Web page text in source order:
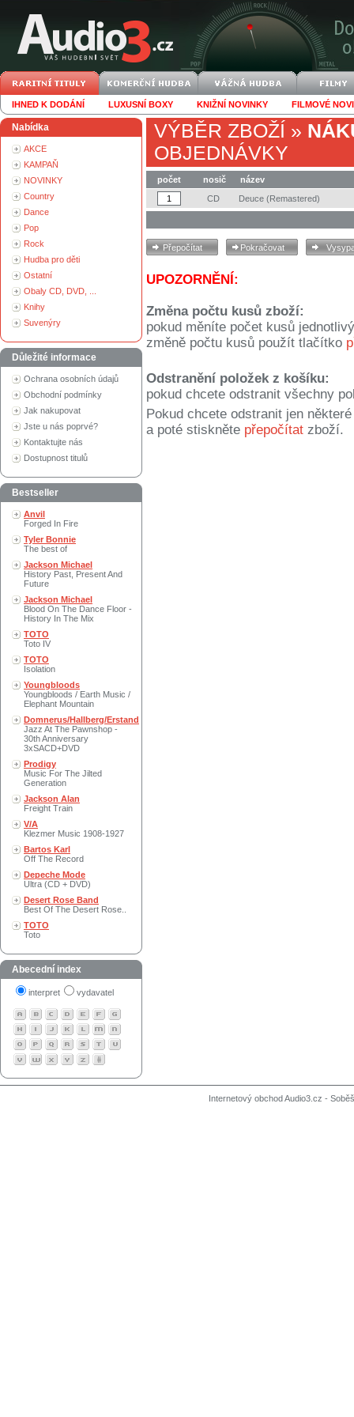
IHNED K DODÁNÍ LUXUSNÍ BOXY KNIŽNÍ NOVINKY FILMOVÉ
Nabídka
AKCE
KAMPAŇ
NOVINKY
Country
Dance
Pop
Rock
Hudba pro děti
Ostatní
Obaly CD, DVD, ...
Knihy
Suvenýry
Důležité informace
Ochrana osobních údajů
Obchodní podmínky
Jak nakupovat
Jste u nás poprvé?
Kontaktujte nás
Dostupnost titulů
Bestseller
Anvil
Forged In Fire
Tyler Bonnie
The best of
Jackson Michael
History Past, Present And
Future
Jackson Michael
Blood On The Dance Floor -
History In The Mix
TOTO
Toto IV
TOTO
Isolation
Youngbloods
Youngbloods / Earth Music /
Elephant Mountain
Domnerus/Hallberg/Erstand
Jazz At The Pawnshop -
30th Anniversary
3xSACD+DVD
Prodigy
Music For The Jilted
Generation
Jackson Alan
Freight Train
V/A
Klezmer Music 1908-1927
Bartos Karl
Off The Record
Depeche Mode
Ultra (CD + DVD)
Desert Rose Band
Best Of The Desert Rose..
TOTO
Toto
Abecední index
interpret vydavatel
VÝBĚR ZBOŽÍ »
OBJEDNÁVKY
počet nosič
název
CD
Deuce (Remastered)
UPOZORNĚNÍ:
Změna počtu kusů zboží:
pokud měníte počet kusů
změně počtu kusů použít tlačítko
Odstranění položek z košíku:
pokud chcete odstranit všechny
Pokud chcete odstranit jen
a poté stiskněte přepočítat zboží.
Internetový obchod Audio3.cz -